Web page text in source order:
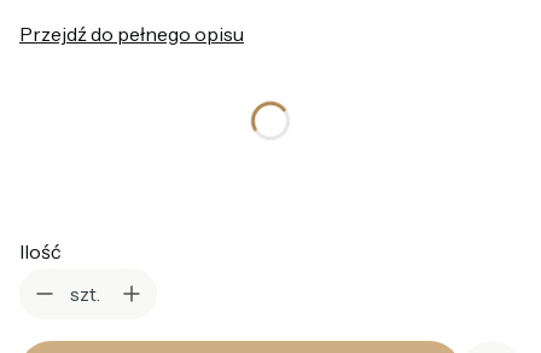
Przejdź do pełnego opisu
Ilość
szt.